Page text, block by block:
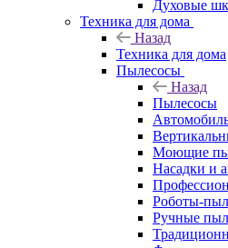
Духовые
Техника для дома
Назад
Техника для дома
Пылесосы
Назад
Пылесосы
Моющие
Насадки и
Роботы-
Ручные